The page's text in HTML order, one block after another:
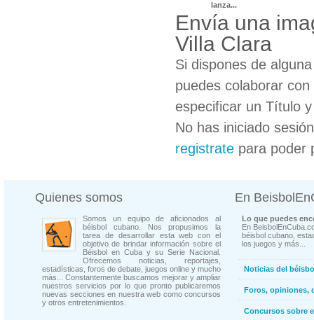
lanza...
Envía una
Villa Clara
Si dispones de
puedes colaborar
especificar un Título
No has iniciado
registrate para poder
Quienes somos
Somos un equipo de aficionados al
béisbol cubano. Nos propusimos la
tarea de desarrollar esta web con el
objetivo de brindar información sobre el
Béisbol en Cuba y su Serie Nacional.
Ofrecemos noticias, reportajes,
estadísticas, foros de debate, juegos online y mucho
más... Constantemente buscamos mejorar y ampliar
nuestros servicios por lo que pronto publicaremos
nuevas secciones en nuestra web como concursos
y otros entretenimientos.
En
Lo que puedes
En
béisbol cubano,
los juegos y más...
Noticias del
Foros, opiniones,
Concursos sobre